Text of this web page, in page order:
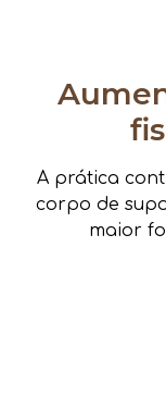
A prática
corpo de
maior